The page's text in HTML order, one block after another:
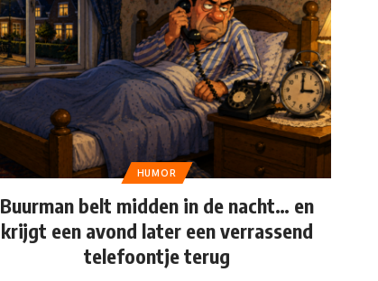
HUMOR
Buurman belt midden in de nacht… en
krijgt een avond later een verrassend
telefoontje terug